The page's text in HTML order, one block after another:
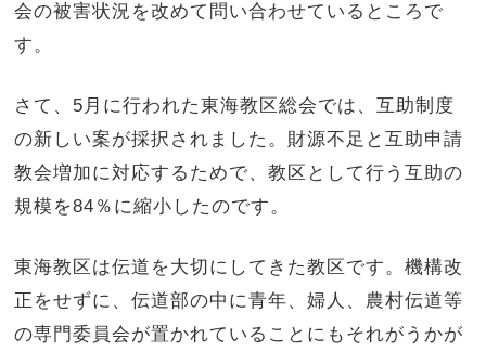
会の被害状況を改めて問い合わせているところで
す。
さて、 5 月に行われた東海教区総会では、互助制度
の新しい案が採択されました。財源不足と互助申請
教会増加に対応するためで、教区として行う互助の
規模を84 ％に縮小したのです。
東海教区は伝道を大切にしてきた教区です。機構改
正をせずに、伝道部の中に青年、婦人、農村伝道等
の専門委員会が置かれていることにもそれがうかが